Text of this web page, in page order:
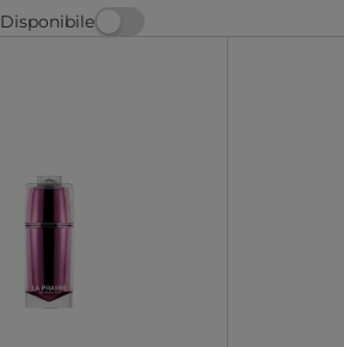
Disponibile